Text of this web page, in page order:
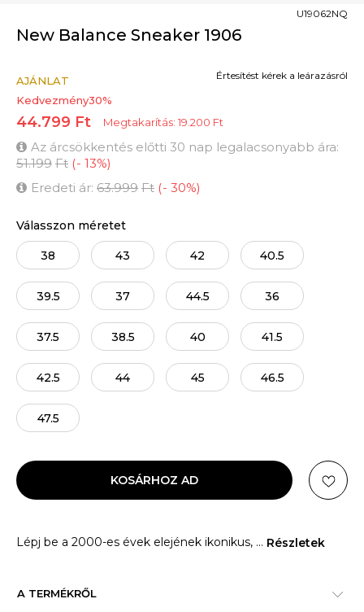
New Balance Sneaker 1906
U19062NQ
AJÁNLAT
Kedvezmény30%
44.799 Ft Megtakarítás: 19.200 Ft
Az árcsökkentés előtti 30 nap legalacsonyabb ára:
51.199 Ft (- 13%)
Eredeti ár: 63.999 Ft (- 30%)
Értesítést kérek a leárazásról
Válasszon méretet
38 43 42 40.5
39.5 37 44.5 36
37.5 38.5 40 41.5
42.5 44 45 46.5
47.5
KOSÁRHOZ AD
Lépj be a 2000-es évek elejének ikonikus, ... Részletek
A TERMÉKRŐL